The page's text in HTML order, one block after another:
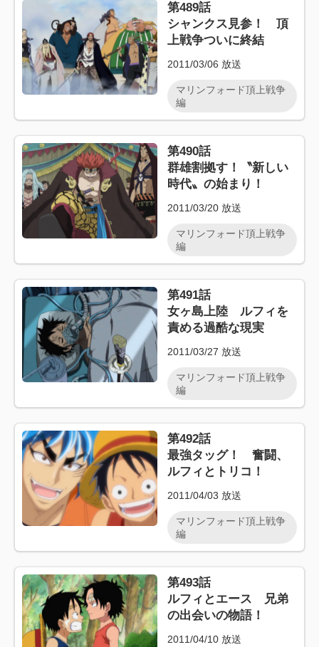
第489話
シャンクス見参！ 頂
上戦争ついに終結
2011/03/06 放送
マリンフォード頂上戦争
編
第490話
群雄割拠す！〝新しい
時代〟の始まり！
2011/03/20 放送
マリンフォード頂上戦争
編
第491話
女ヶ島上陸 ルフィを
責める過酷な現実
2011/03/27 放送
マリンフォード頂上戦争
編
第492話
最強タッグ！ 奮闘、
ルフィとトリコ！
2011/04/03 放送
マリンフォード頂上戦争
編
第493話
ルフィとエース 兄弟
の出会いの物語！
2011/04/10 放送